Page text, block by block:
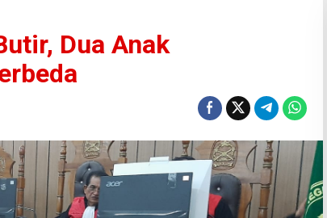
Dua Anak